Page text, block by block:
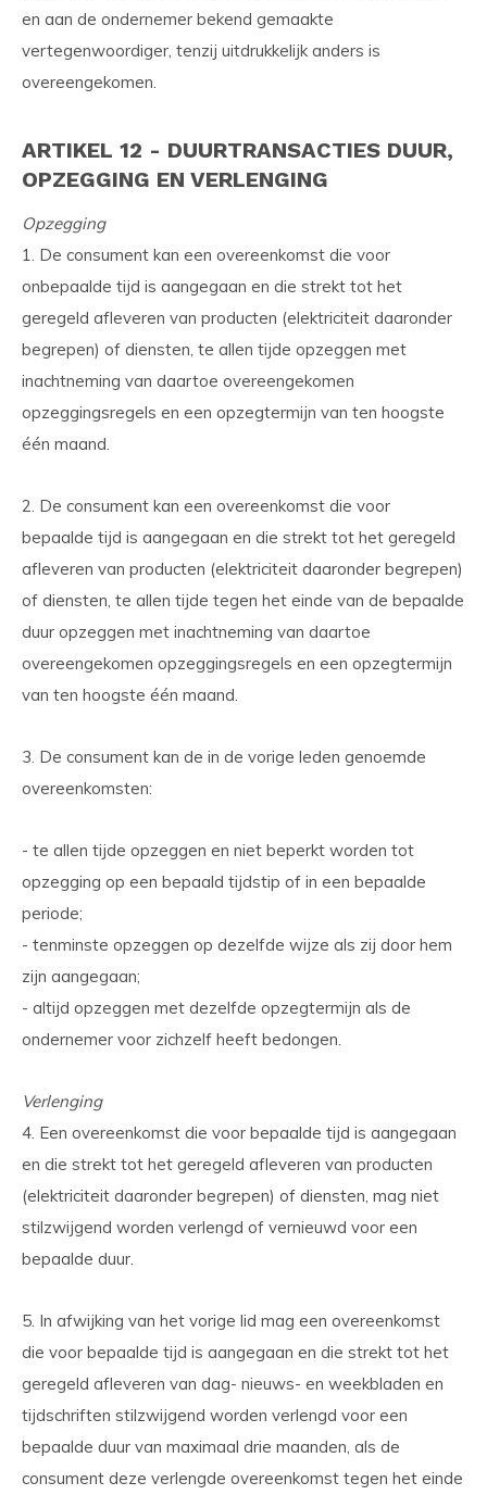
en aan de ondernemer bekend gemaakte
vertegenwoordiger, tenzij uitdrukkelijk anders is
overeengekomen.
ARTIKEL 12 - DUURTRANSACTIES DUUR,
OPZEGGING EN VERLENGING
Opzegging
1. De consument kan een overeenkomst die voor
onbepaalde tijd is aangegaan en die strekt tot het
geregeld afleveren van producten (elektriciteit daaronder
begrepen) of diensten, te allen tijde opzeggen met
inachtneming van daartoe overeengekomen
opzeggingsregels en een opzegtermijn van ten hoogste
één maand.
2. De consument kan een overeenkomst die voor
bepaalde tijd is aangegaan en die strekt tot het geregeld
afleveren van producten (elektriciteit daaronder begrepen)
of diensten, te allen tijde tegen het einde van de bepaalde
duur opzeggen met inachtneming van daartoe
overeengekomen opzeggingsregels en een opzegtermijn
van ten hoogste één maand.
3. De consument kan de in de vorige leden genoemde
overeenkomsten:
- te allen tijde opzeggen en niet beperkt worden tot
opzegging op een bepaald tijdstip of in een bepaalde
periode;
- tenminste opzeggen op dezelfde wijze als zij door hem
zijn aangegaan;
- altijd opzeggen met dezelfde opzegtermijn als de
ondernemer voor zichzelf heeft bedongen.
Verlenging
4. Een overeenkomst die voor bepaalde tijd is aangegaan
en die strekt tot het geregeld afleveren van producten
(elektriciteit daaronder begrepen) of diensten, mag niet
stilzwijgend worden verlengd of vernieuwd voor een
bepaalde duur.
5. In afwijking van het vorige lid mag een overeenkomst
die voor bepaalde tijd is aangegaan en die strekt tot het
geregeld afleveren van dag- nieuws- en weekbladen en
tijdschriften stilzwijgend worden verlengd voor een
bepaalde duur van maximaal drie maanden, als de
consument deze verlengde overeenkomst tegen het einde